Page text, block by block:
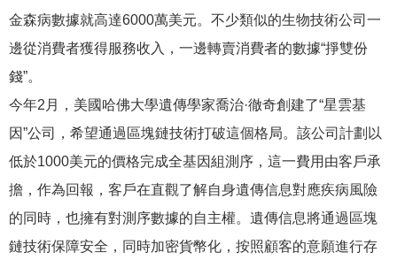
金森病數據就高達6000萬美元。不少類似的生物技術公司一
邊從消費者獲得服務收入，一邊轉賣消費者的數據“掙雙份
錢”。
今年2月，美國哈佛大學遺傳學家喬治·徹奇創建了“星雲基
因”公司，希望通過區塊鏈技術打破這個格局。該公司計劃以
低於1000美元的價格完成全基因組測序，這一費用由客戶承
擔，作為回報，客戶在直觀了解自身遺傳信息對應疾病風險
的同時，也擁有對測序數據的自主權。遺傳信息將通過區塊
鏈技術保障安全，同時加密貨幣化，按照顧客的意願進行存